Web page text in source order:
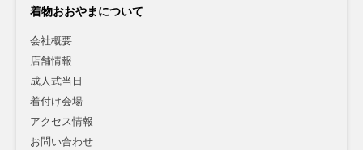
着物おおやまについて
会社概要
店舗情報
成人式当日
着付け会場
アクセス情報
お問い合わせ